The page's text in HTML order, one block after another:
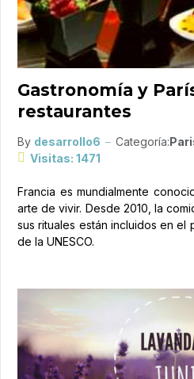
Gastronomía y
restaurantes
By desarrollo6 Categoría:
Visitas: 1471
Francia es mundialmente
arte de vivir. Desde 2010, la
sus rituales están incluidos en el
de la UNESCO.